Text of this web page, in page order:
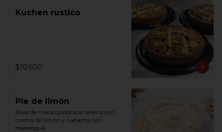
Kuchen rustico
$10.500
Pie de limón
Base de masa quebrada rellena con
crema de limón y cubierta con
merengue